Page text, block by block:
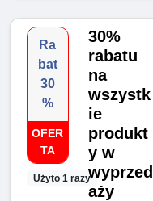
Ra
bat
30
%
OFER
TA
Użyto 1 razy
30%
rabatu
na
wszystk
ie
produkt
y w
wyprzed
aży